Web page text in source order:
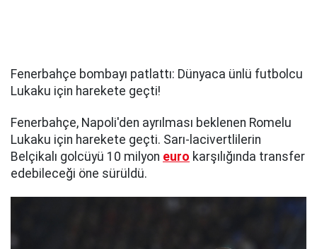
Fenerbahçe bombayı patlattı: Dünyaca ünlü futbolcu
Lukaku için harekete geçti!
Fenerbahçe, Napoli'den ayrılması beklenen Romelu
Lukaku için harekete geçti. Sarı-lacivertlilerin
Belçikalı golcüyü 10 milyon euro karşılığında transfer
edebileceği öne sürüldü.